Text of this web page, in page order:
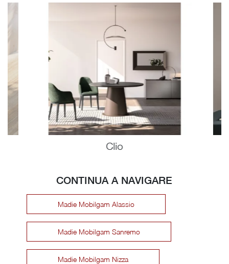
Clio
CONTINUA A NAVIGARE
Madie Mobilgam Alassio
Madie Mobilgam Sanremo
Madie Mobilgam Nizza